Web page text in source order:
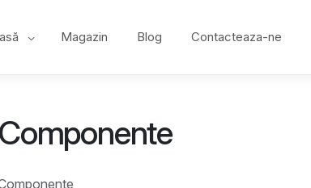
Magazin Blog Contacteaza-ne
Componente